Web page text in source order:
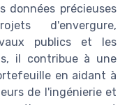
données précieuses
d'envergure,
publics et les
il contribue à une
en aidant à
de l'ingénierie et